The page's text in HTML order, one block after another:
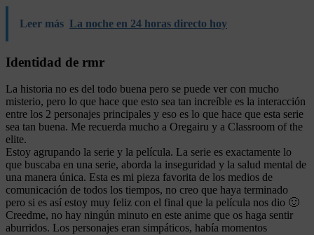
Leer más La noche en 24 horas directo hoy
Identidad de rmr
La historia no es del todo buena pero se puede ver con mucho
misterio, pero lo que hace que esto sea tan increíble es la interacción
entre los 2 personajes principales y eso es lo que hace que esta serie
sea tan buena. Me recuerda mucho a Oregairu y a Classroom of the
elite.
Estoy agrupando la serie y la película. La serie es exactamente lo
que buscaba en una serie, aborda la inseguridad y la salud mental de
una manera única. Esta es mi pieza favorita de los medios de
comunicación de todos los tiempos, no creo que haya terminado
pero si es así estoy muy feliz con el final que la película nos dio 🙂
Creedme, no hay ningún minuto en este anime que os haga sentir
aburridos. Los personajes eran simpáticos, había momentos